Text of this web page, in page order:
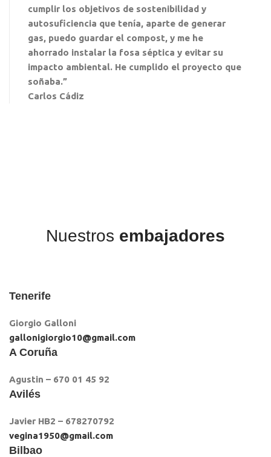
cumplir los objetivos de sostenibilidad y
autosuficiencia que tenía, aparte de generar
gas, puedo guardar el compost, y me he
ahorrado instalar la fosa séptica y evitar su
impacto ambiental. He cumplido el proyecto que
soñaba.”
Carlos Cádiz
Nuestros embajadores
Tenerife
Giorgio Galloni
gallonigiorgio10@gmail.com
A Coruña
Agustin – 670 01 45 92
Avilés
Javier HB2 – 678270792
vegina1950@gmail.com
Bilbao